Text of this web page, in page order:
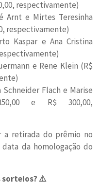
respectivamente)
Arnt e Mirtes Teresinha
respectivamente)
Kaspar e Ana Cristina
e Rene Klein (R$
Schneider Flach e Marise
e R$ 300,00,
a retirada do prêmio no
da homologação do
sorteios? ⚠️